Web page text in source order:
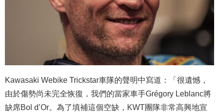
Kawasaki Webike Trickstar車隊的聲明中寫道：「很遺憾，
由於傷勢尚未完全恢復，我們的當家車手Grégory Leblanc將
缺席Bol d’Or。為了填補這個空缺，KWT團隊非常高興地宣